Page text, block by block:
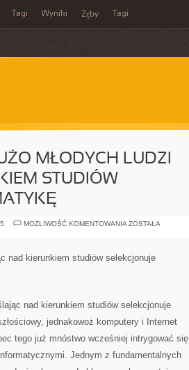
Tagi Wyniki Zęby Tagi
MŁODYCH LUDZI
STUDIÓW
MOŻLIWOŚĆ KOMENTOWANIA W
MŁODYCH
LUDZI
INFORMATYKĘ
ZOSTAŁA
nad kierunkiem studiów selekcjonuje
nad kierunkiem studiów selekcjonuje
jednakowoż komputery i Internet
tego już mnóstwo wcześniej intrygować się
Jednym z fundamentalnych